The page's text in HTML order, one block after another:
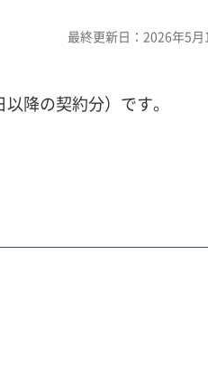
最終更新日：2026年5月
降の契約分）です。